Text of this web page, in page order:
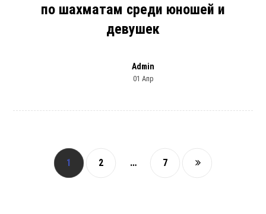
по шахматам среди юношей и
девушек
Admin
01 Апр
1 2 … 7